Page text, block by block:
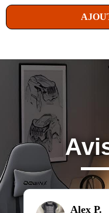
Alex P.